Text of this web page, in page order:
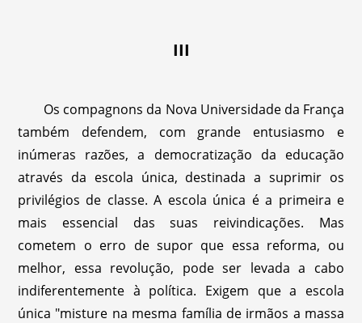
III
Os compagnons da Nova Universidade da França
também defendem, com grande entusiasmo e
inúmeras razões, a democratização da educação
através da escola única, destinada a suprimir os
privilégios de classe. A escola única é a primeira e
mais essencial das suas reivindicações. Mas
cometem o erro de supor que essa reforma, ou
melhor, essa revolução, pode ser levada a cabo
indiferentemente à política. Exigem que a escola
única "misture na mesma família de irmãos a massa